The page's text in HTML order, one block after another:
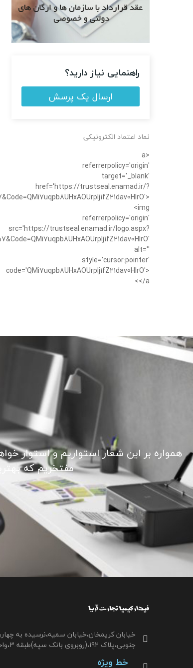
راهنمایی نیاز دارید؟
ارسال یک پرسش
نماد اعتماد الکترونیکی
<a
referrerpolicy='origin'
target='_blank'
href='https://trustseal.enamad.ir/?
<img
referrerpolicy='origin'
src='https://trustseal.enamad.ir/logo.aspx?
alt=''
style='cursor:pointer'
code='QMi7uqpb8UHxAOUrplj1fZ21dav0HIrO'>
</a>
همواره بر این شعار استواریم و استوار
مفتخریم که
خیابان کریمخان،خیابان سمیه،نرسیده به
جنوبی،پلاک 192،(روبروی بانک سپه)طبقه 3،واحد 14
خط ویژه